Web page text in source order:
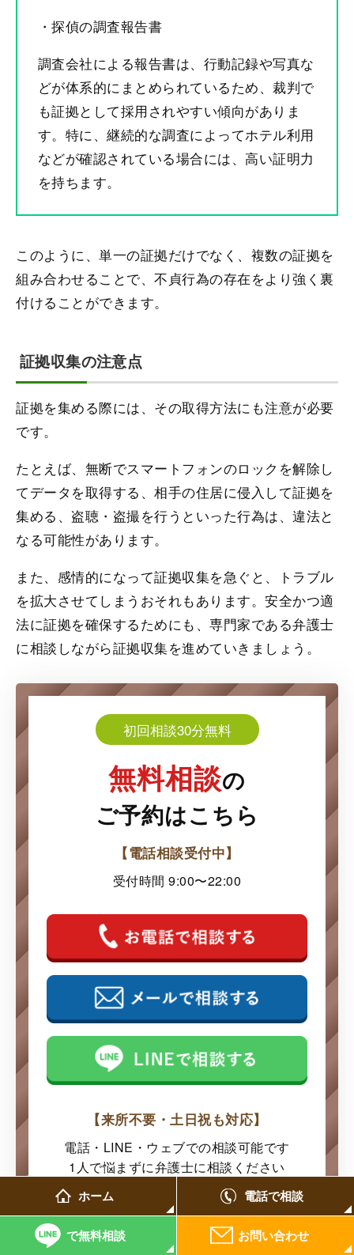
・探偵の調査報告書
調査会社による報告書は、行動記録や写真な
どが体系的にまとめられているため、裁判で
も証拠として採用されやすい傾向がありま
す。特に、継続的な調査によってホテル利用
などが確認されている場合には、高い証明力
を持ちます。
このように、単一の証拠だけでなく、複数の証拠を
組み合わせることで、不貞行為の存在をより強く裏
付けることができます。
証拠収集の注意点
証拠を集める際には、その取得方法にも注意が必要
です。
たとえば、無断でスマートフォンのロックを解除し
てデータを取得する、相手の住居に侵入して証拠を
集める、盗聴・盗撮を行うといった行為は、違法と
なる可能性があります。
また、感情的になって証拠収集を急ぐと、トラブル
を拡大させてしまうおそれもあります。安全かつ適
法に証拠を確保するためにも、専門家である弁護士
に相談しながら証拠収集を進めていきましょう。
初回相談30分無料
無料相談の
ご予約はこちら
【電話相談受付中】
受付時間 9:00〜22:00
【来所不要・土日祝も対応】
電話・LINE・ウェブでの相談可能です
1人で悩まずに弁護士に相談ください
ホーム 電話で相談
で無料相談 お問い合わせ